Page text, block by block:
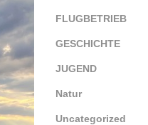
FLUGBETRIEB
GESCHICHTE
JUGEND
Natur
Uncategorized